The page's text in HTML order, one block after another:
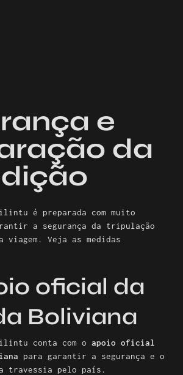
e
da
é preparada com muito
a segurança da tripulação
viagem. Veja as medidas
oficial da
Boliviana
conta com o apoio oficial
para garantir a segurança e o
travessia pelo país.